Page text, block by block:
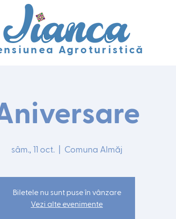
Agroturistică
sâm., 11 oct. Comuna Almăj
Biletele nu sunt puse în vânzare
Vezi alte evenimente